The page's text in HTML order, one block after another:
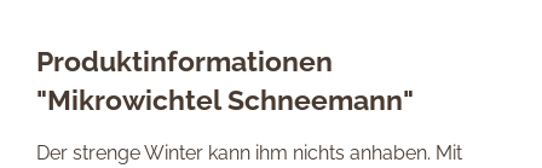
Produktinformationen
"Mikrowichtel Schneemann"
Der strenge Winter kann ihm nichts anhaben. Mit